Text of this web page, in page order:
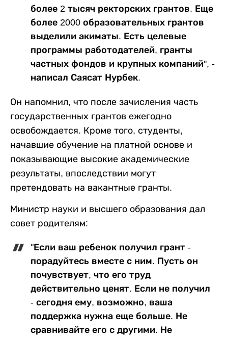
более 2 тысяч ректорских грантов. Еще
более 2000 образовательных грантов
выделили акиматы. Есть целевые
программы работодателей, гранты
частных фондов и крупных компаний", -
написал Саясат Нурбек.
Он напомнил, что после зачисления часть
государственных грантов ежегодно
освобождается. Кроме того, студенты,
начавшие обучение на платной основе и
показывающие высокие академические
результаты, впоследствии могут
претендовать на вакантные гранты.
Министр науки и высшего образования дал
совет родителям:
"Если ваш ребенок получил грант -
порадуйтесь вместе с ним. Пусть он
почувствует, что его труд
действительно ценят. Если не получил
- сегодня ему, возможно, ваша
поддержка нужна еще больше. Не
сравнивайте его с другими. Не